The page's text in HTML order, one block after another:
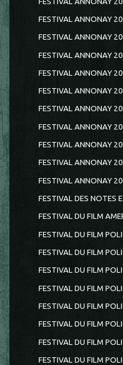
FESTIVAL ANNONAY
FESTIVAL ANNONAY
FESTIVAL ANNONAY
FESTIVAL ANNONAY
FESTIVAL ANNONAY
FESTIVAL ANNONAY
FESTIVAL ANNONAY
FESTIVAL ANNONAY
FESTIVAL ANNONAY
FESTIVAL ANNONAY
FESTIVAL DES NOTES
FESTIVAL DU FILM
FESTIVAL DU FILM
FESTIVAL DU FILM
FESTIVAL DU FILM
FESTIVAL DU FILM
FESTIVAL DU FILM
FESTIVAL DU FILM
FESTIVAL DU FILM
FESTIVAL DU FILM